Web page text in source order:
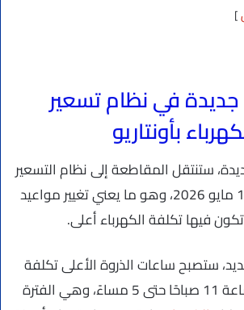
جديدة في نظام تسعير
بأونتاريو
ستنتقل المقاطعة إلى نظام التسعير
الصيفي ابتداءً من 1 مايو 2026، وهو ما يعني تغيير مواعيد
فيها تكلفة الكهرباء أعلى.
ستصبح ساعات الذروة الأعلى تكلفة
خلال الفترة من الساعة 11 صباحًا حتى 5 مساءً، وهي الفترة